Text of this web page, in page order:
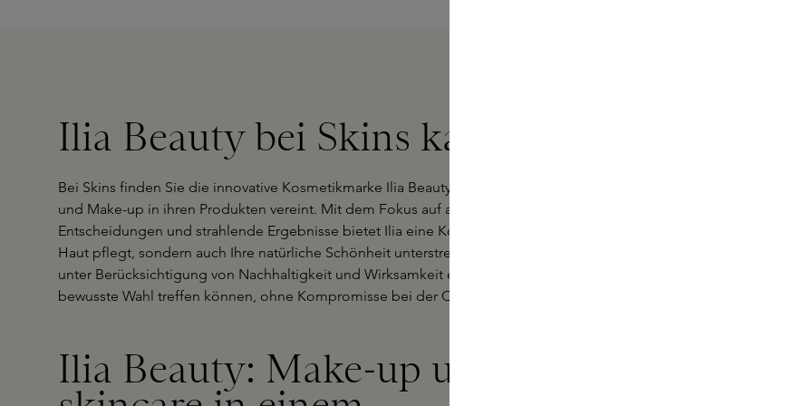
Ilia Beauty bei Skins kaufen
Bei Skins finden Sie die innovative Kosmetikmarke Ilia Beauty, die seit 2011 Hautpflege
und Make-up in ihren Produkten vereint. Mit dem Fokus auf aktive Inhaltsstoffe, bewusste
Entscheidungen und strahlende Ergebnisse bietet Ilia eine Kollektion, die nicht nur Ihre
Haut pflegt, sondern auch Ihre natürliche Schönheit unterstreicht. Alle Produkte werden
unter Berücksichtigung von Nachhaltigkeit und Wirksamkeit entwickelt, sodass Sie eine
bewusste Wahl treffen können, ohne Kompromisse bei der Qualität einzugehen.
Ilia Beauty: Make-up und